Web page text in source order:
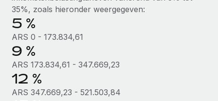
te helpen bij het aannemen, beheren en...
Meer informatie
Hoe Phiture 55 werknemers in 19 landen
beheert met Remote
Phiture, een toonaangevende leider in de wereldwijde
mobiele groeiadviessector, zet zich sinds 2016...
35%, zoals hieronder weergegeven:
5 %
ARS 0 - 173.834,61
9 %
ARS 173.834,61 - 347.669,23
12 %
ARS 347.669,23 - 521.503,84